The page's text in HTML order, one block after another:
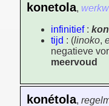
konetola,
infinitief:
tijd : (linoko,
negatieve
meervoud
konétola,